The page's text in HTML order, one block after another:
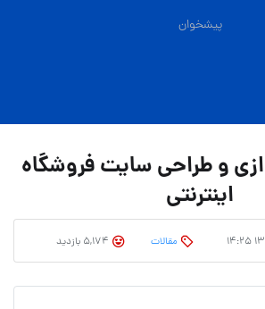
پیشخوان
و طراحی سایت فروشگاه
اینترنتی
مقالات